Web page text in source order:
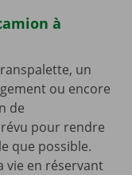
à
un
ou encore
de
pour rendre
que possible.
vie en réservant